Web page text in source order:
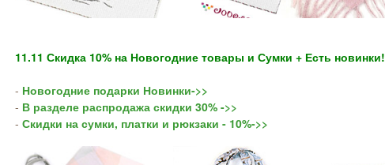
11.11 Скидка 10% на Новогодние товары и Сумки + Есть новинки!
- Новогодние подарки Новинки->>
- В разделе распродажа скидки 30% ->>
- Скидки на сумки, платки и рюкзаки - 10%->>